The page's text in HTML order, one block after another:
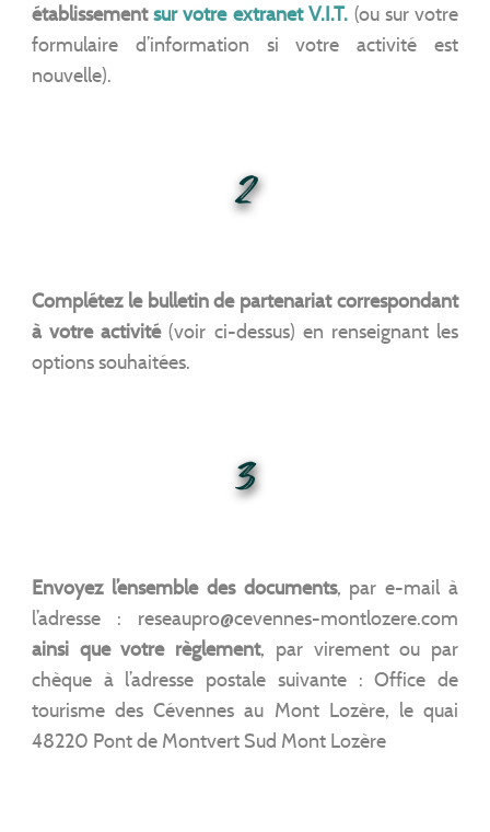
établissementsur votre extranet V.I.T. (ou sur votre
formulaire d’information si votre activité est
nouvelle).
2
Complétez le bulletin de partenariat correspondant
à votre activité(voir ci-dessus) en renseignant les
options souhaitées.
3
Envoyez l’ensemble des documents, par e-mail à
l’adresse : reseaupro@cevennes-montlozere.com
ainsi que votre règlement, par virement ou par
chèque à l’adresse postale suivante : Office de
tourisme des Cévennes au Mont Lozère, le quai
48220 Pont de Montvert Sud Mont Lozère